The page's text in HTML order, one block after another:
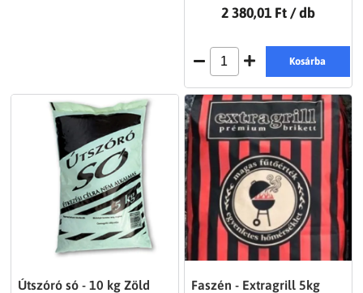
2 380,01 Ft / db
Kosárba
Útszóró só - 10 kg Zöld Faszén - Extragrill 5kg